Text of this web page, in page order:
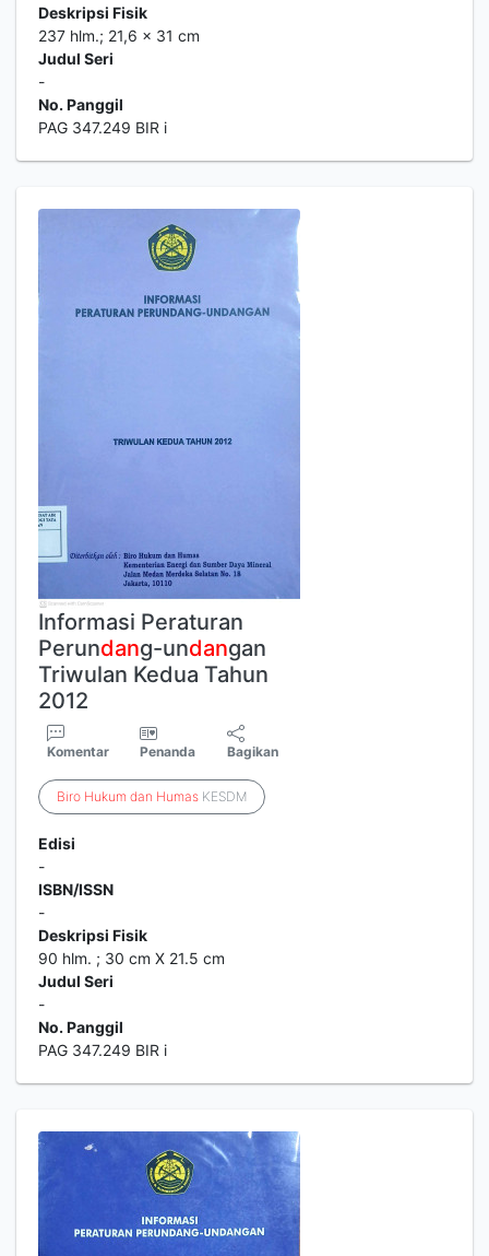
Deskripsi Fisik
237 hlm.; 21,6 x 31 cm
Judul Seri
-
No. Panggil
PAG 347.249 BIR i
Informasi Peraturan
Perundang-undangan
Triwulan Kedua Tahun
2012
Komentar Penanda Bagikan
Biro Hukum dan Humas KESDM
Edisi
-
ISBN/ISSN
-
Deskripsi Fisik
90 hlm. ; 30 cm X 21.5 cm
Judul Seri
-
No. Panggil
PAG 347.249 BIR i